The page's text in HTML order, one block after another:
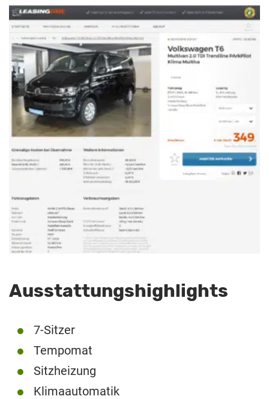
Ausstattungshighlights
7-Sitzer
Tempomat
Sitzheizung
Klimaautomatik